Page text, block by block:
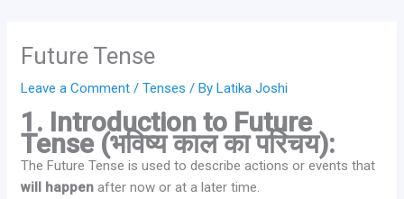
Future Tense
Leave a Comment /Tenses / ByLatika Joshi
1. Introduction to Future
Tense (भविष्य काल का परिचय):
The Future Tense is used to describe actions or events that
will happen after now or at a later time.